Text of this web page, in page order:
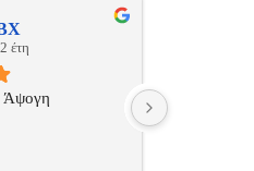
έτη
Άψογη